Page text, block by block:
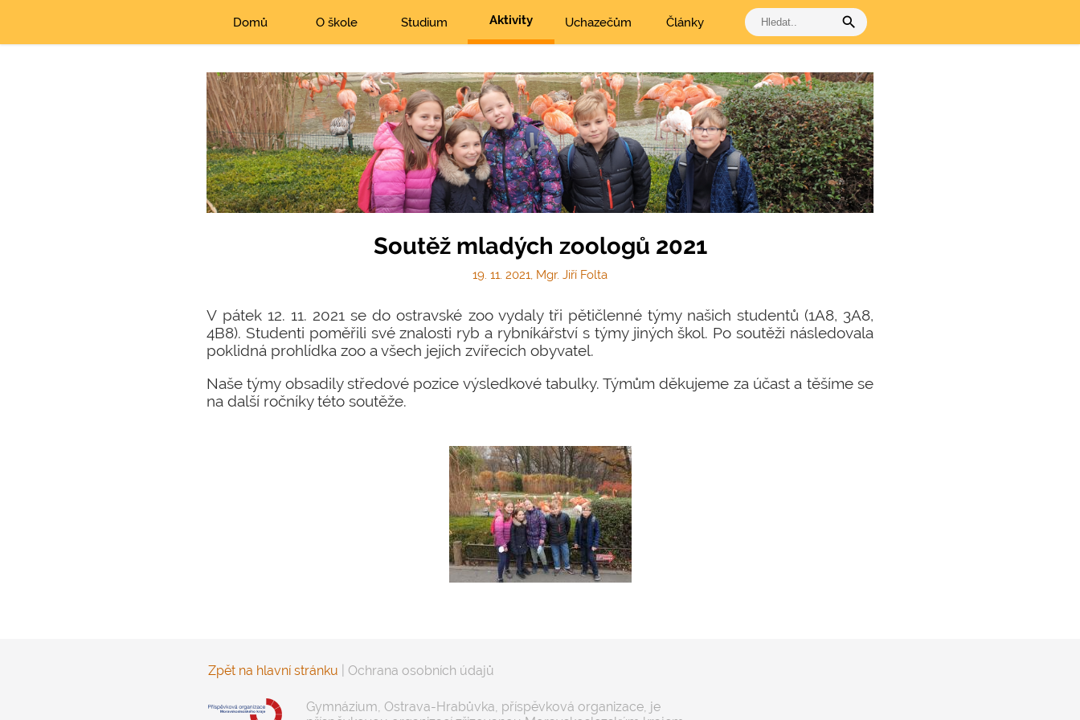
Domů O škole Studium Aktivity Uchazečům Články search
Soutěž mladých zoologů 2021
19. 11. 2021, Mgr. Jiří Folta
V pátek 12. 11. 2021 se do ostravské zoo vydaly tři pětičlenné týmy našich studentů (1A8, 3A8,
4B8). Studenti poměřili své znalosti ryb a rybníkářství s týmy jiných škol. Po soutěži následovala
poklidná prohlídka zoo a všech jejích zvířecích obyvatel.
Naše týmy obsadily středové pozice výsledkové tabulky. Týmům děkujeme za účast a těšíme se
na další ročníky této soutěže.
Zpět na hlavní stránku Ochrana osobních údajů
Gymnázium, Ostrava-Hrabůvka, příspěvková organizace, je